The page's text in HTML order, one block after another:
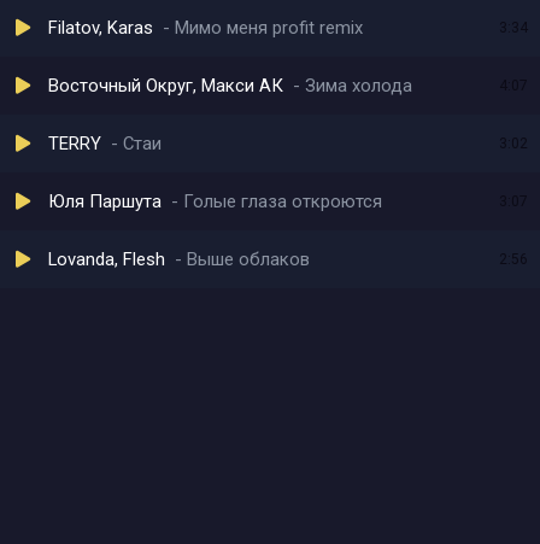
Filatov, Karas Мимо меня profit remix 3:34
Восточный Округ, Макси АК Зима холода
TERRY Стаи 3:02
Юля Паршута Голые глаза откроются
Lovanda, Flesh Выше облаков 2:56